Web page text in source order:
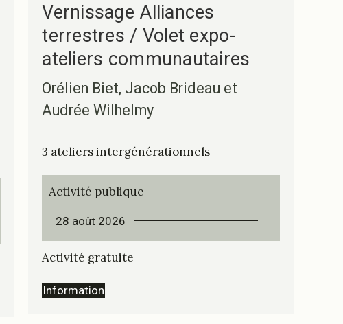
Vernissage Alliances
terrestres / Volet expo-
ateliers communautaires
Orélien Biet, Jacob Brideau et
Audrée Wilhelmy
3 ateliers intergénérationnels
Activité publique
28 août 2026
Activité gratuite
Information